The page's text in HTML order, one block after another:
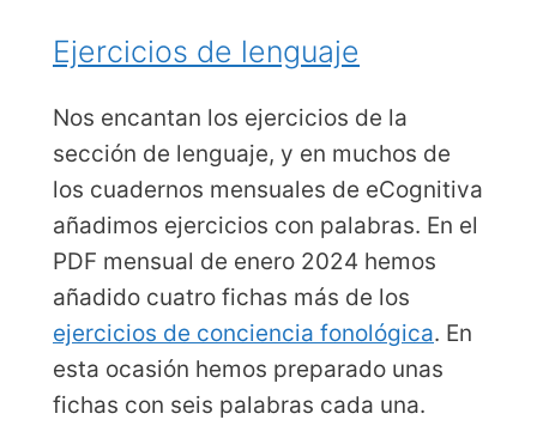
Ejercicios de lenguaje
Nos encantan los ejercicios de la
sección de lenguaje, y en muchos de
los cuadernos mensuales de eCognitiva
añadimos ejercicios con palabras. En el
PDF mensual de enero 2024 hemos
añadido cuatro fichas más de los
ejercicios de conciencia fonológica. En
esta ocasión hemos preparado unas
fichas con seis palabras cada una.